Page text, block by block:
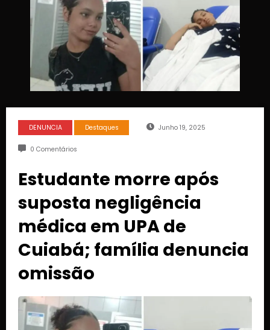
DENUNCIA Destaques Junho 19, 2025
0 Comentários
Estudante morre após
suposta negligência
médica em UPA de
Cuiabá; família denuncia
omissão